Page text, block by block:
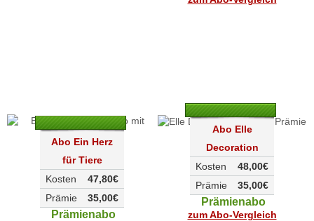
Abo Ein Herz
für Tiere
47,80€
Kosten
35,00€
Prämie
Prämienabo
Abo Elle
Decoration
48,00€
Kosten
35,00€
Prämie
Prämienabo
zum Abo-Vergleich